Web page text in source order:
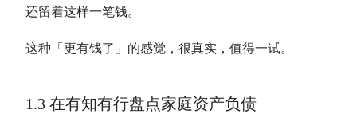
还留着这样一笔钱。
这种「更有钱了」的感觉，很真实，值得一试。
1.3 在有知有行盘点家庭资产负债